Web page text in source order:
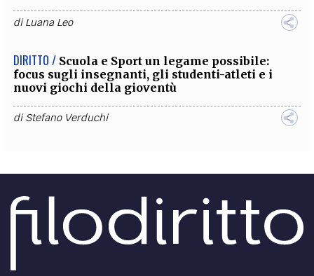
diLuana Leo
DIRITTO / Scuola e Sport un legame possibile:
focus sugli insegnanti, gli studenti-atleti e i
nuovi giochi della gioventù
diStefano Verduchi